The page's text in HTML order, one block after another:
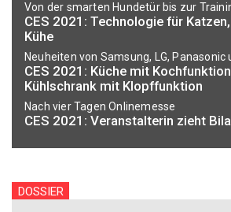
Von der smarten Hundetür bis zur
CES 2021: Technologie für
Kühe
Neuheiten von Samsung, LG, Panasonic
CES 2021: Küche mit
Kühlschrank mit Klopffunktion
Nach vier Tagen Onlinemesse
CES 2021: Veranstalterin zieht
DOSSIER